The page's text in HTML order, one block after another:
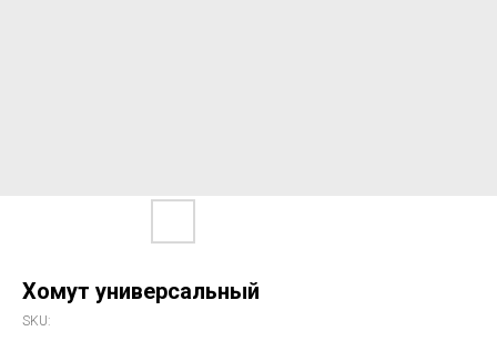
Хомут универсальный
SKU: